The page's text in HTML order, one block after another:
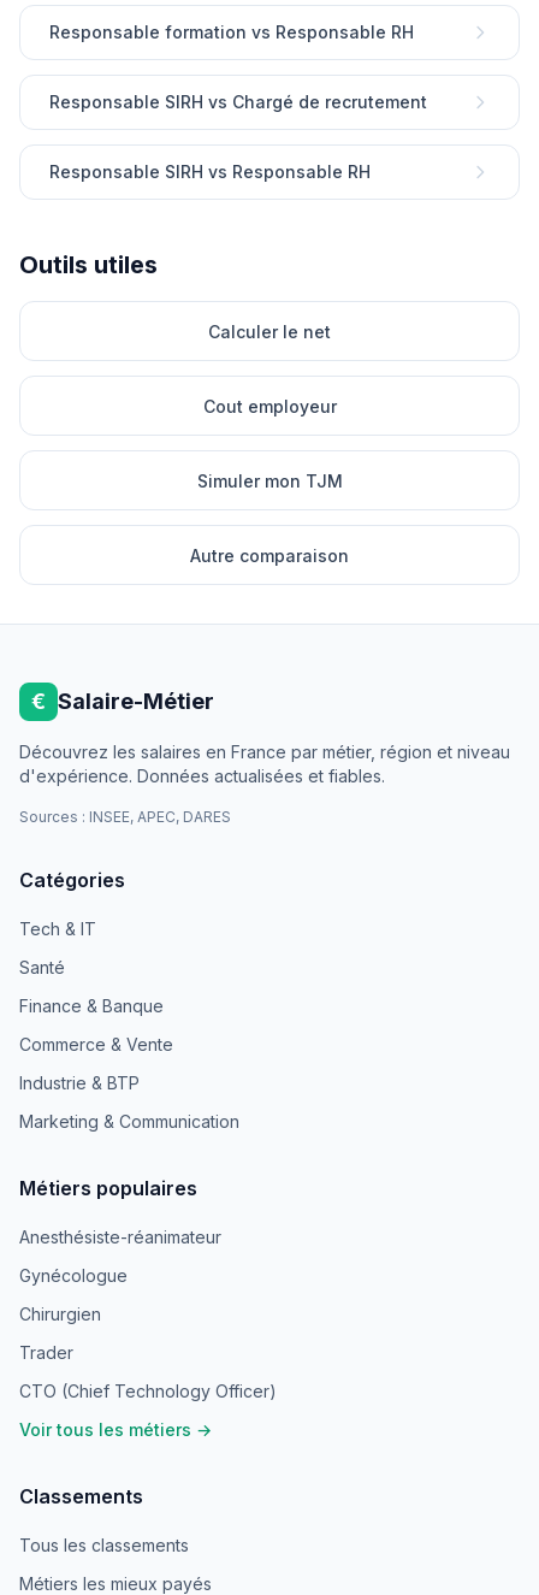
Responsable formation vs Responsable RH
Responsable SIRH vs Chargé de recrutement
Responsable SIRH vs Responsable RH
Outils utiles
Calculer le net
Cout employeur
Simuler mon TJM
Autre comparaison
€ Salaire-Métier
Découvrez les salaires en France par métier, région et niveau
d'expérience. Données actualisées et fiables.
Sources : INSEE, APEC, DARES
Catégories
Tech & IT
Santé
Finance & Banque
Commerce & Vente
Industrie & BTP
Marketing & Communication
Métiers populaires
Anesthésiste-réanimateur
Gynécologue
Chirurgien
Trader
CTO (Chief Technology Officer)
Voir tous les métiers →
Classements
Tous les classements
Métiers les mieux payés